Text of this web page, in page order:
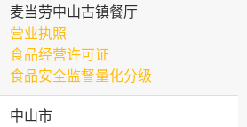
麦当劳中山古镇餐厅
营业执照
食品经营许可证
食品安全监督量化分级
中山市